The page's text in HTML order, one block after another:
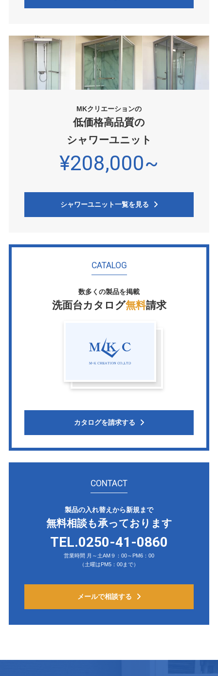
MKクリエーションの
低価格高品質の
シャワーユニット
¥208,000~
シャワーユニット一覧を見る
CATALOG
数多くの製品を掲載
洗面台カタログ無料請求
カタログを請求する
CONTACT
製品の入れ替えから新規まで
無料相談も承っております
TEL.0250-41-0860
営業時間 月～土AM９：00～PM6：00
（土曜はPM5：00まで）
メールで相談する